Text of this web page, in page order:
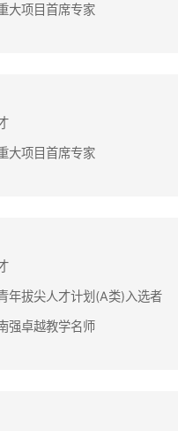
大项目首席专家
大项目首席专家
年拔尖人才计划(A类)入选者
强卓越教学名师